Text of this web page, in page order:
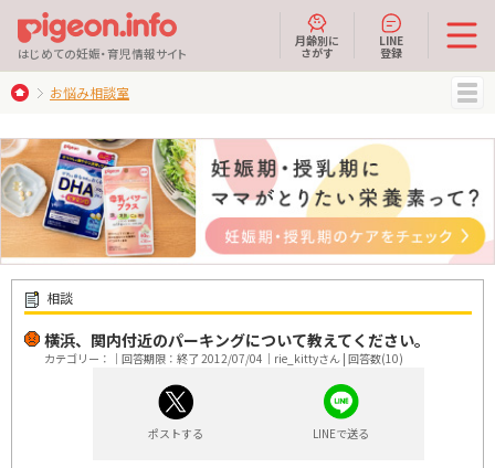
はじめての妊娠・育児情報サイト
月齢別に
さがす
LINE
登録
お悩み相談室
相談
横浜、関内付近のパーキングについて教えてください。
カテゴリー：｜回答期限：終了 2012/07/04｜rie_kittyさん | 回答数(10)
ポストする LINEで送る